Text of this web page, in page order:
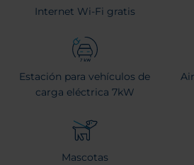
Internet Wi-Fi gratis
Estación para vehículos de
carga eléctrica 7kW
Mascotas